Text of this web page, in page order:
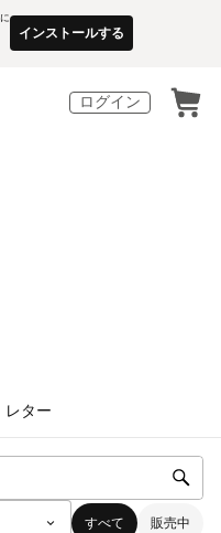
インストールする
ログイン
レター
すべて 販売中